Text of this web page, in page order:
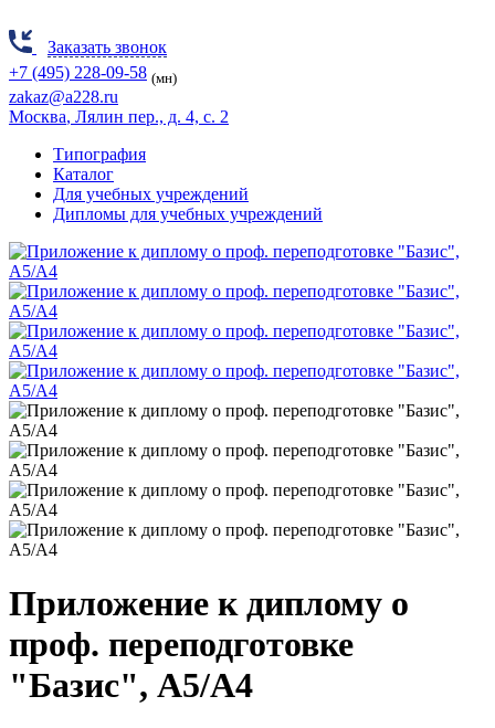
Заказать звонок
+7 (495) 228-09-58 (мн)
zakaz@a228.ru
Москва, Лялин пер., д. 4, с. 2
Типография
Каталог
Для учебных учреждений
Дипломы для учебных учреждений
Приложение к диплому о
проф. переподготовке
"Базис", А5/А4